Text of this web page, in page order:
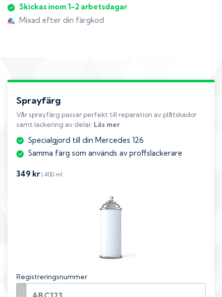
Skickas inom 1-2 arbetsdagar
Mixad efter din färgkod
Sprayfärg
Vår sprayfärg passar perfekt till reparation av plåtskador
samt lackering av delar. Läs mer
Specialgjord till din Mercedes 126
Samma färg som används av proffslackerare
349 kr| 400 ml
Registreringsnummer